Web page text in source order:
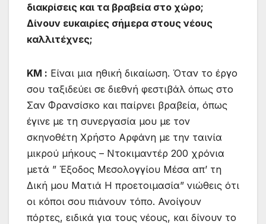
διακρίσεις και τα βραβεία στο χώρο;
Δίνουν ευκαιρίες σήμερα στους νέους
καλλιτέχνες;
ΚΜ : Είναι μια ηθική δικαίωση. Όταν το έργο
σου ταξιδεύει σε διεθνή φεστιβάλ όπως στο
Σαν Φρανσίσκο και παίρνει βραβεία, όπως
έγινε με τη συνεργασία μου με τον
σκηνοθέτη Χρήστο Αρφάνη με την ταινία
μικρού μήκους – Ντοκιμαντέρ 200 χρόνια
μετά ” Έξοδος Μεσολογγίου Μέσα απ’ τη
Δική μου Ματιά Η προετοιμασία” νιώθεις ότι
οι κόποι σου πιάνουν τόπο. Ανοίγουν
πόρτες, ειδικά για τους νέους, και δίνουν το